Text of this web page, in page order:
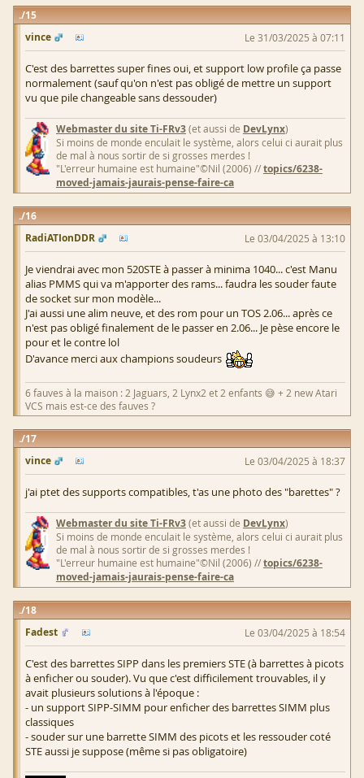
15
vince
Le 31/03/2025 à 07:11
C'est des barrettes super fines oui, et support low profile ça passe
normalement (sauf qu'on n'est pas obligé de mettre un support
vu que pile changeable sans dessouder)
Webmaster du site Ti-FRv3(et aussi de DevLynx)
Si moins de monde enculait le système, alors celui ci aurait plus
de mal à nous sortir de si grosses merdes !
"L'erreur humaine est humaine"©Nil (2006) //topics/6238-
moved-jamais-jaurais-pense-faire-ca
16
RadiATIonDDR
Le 03/04/2025 à 13:10
Je viendrai avec mon 520STE à passer à minima 1040... c'est Manu
alias PMMS qui va m'apporter des rams... faudra les souder faute
de socket sur mon modèle...
J'ai aussi une alim neuve, et des rom pour un TOS 2.06... après ce
n'est pas obligé finalement de le passer en 2.06... Je pèse encore le
pour et le contre lol
D'avance merci aux champions soudeurs
6 fauves à la maison : 2 Jaguars, 2 Lynx2 et 2 enfants 😅 + 2 new Atari
VCS mais est-ce des fauves ?
17
vince
Le 03/04/2025 à 18:37
j'ai ptet des supports compatibles, t'as une photo des "barettes" ?
Webmaster du site Ti-FRv3(et aussi de DevLynx)
Si moins de monde enculait le système, alors celui ci aurait plus
de mal à nous sortir de si grosses merdes !
"L'erreur humaine est humaine"©Nil (2006) //topics/6238-
moved-jamais-jaurais-pense-faire-ca
18
Fadest
Le 03/04/2025 à 18:54
C'est des barrettes SIPP dans les premiers STE (à barrettes à picots
à enficher ou souder). Vu que c'est difficilement trouvables, il y
avait plusieurs solutions à l'époque :
- un support SIPP-SIMM pour enficher des barrettes SIMM plus
classiques
- souder sur une barrette SIMM des picots et les ressouder coté
STE aussi je suppose (même si pas obligatoire)